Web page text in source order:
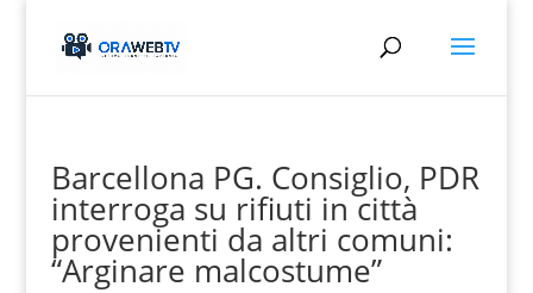
Barcellona PG. Consiglio, PDR
interroga su rifiuti in città
provenienti da altri comuni:
“Arginare malcostume”